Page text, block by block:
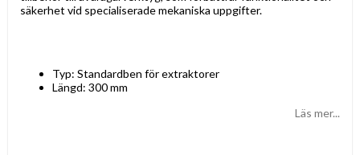
säkerhet vid specialiserade mekaniska uppgifter.
Typ: Standardben för extraktorer
Längd: 300 mm
Läs mer...